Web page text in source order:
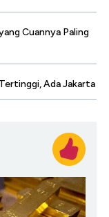
Cuannya Paling
Ada Jakarta